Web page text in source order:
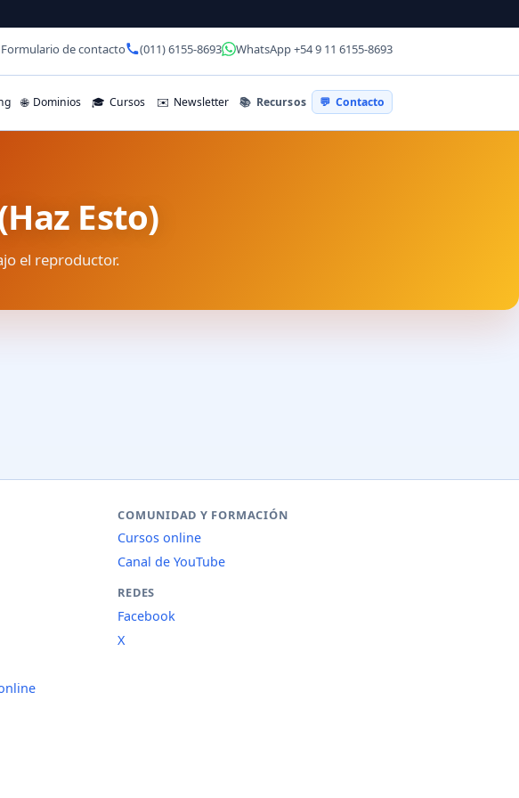
Formulario de contacto (011) 6155-8693 WhatsApp +54 9 11 6155-8693
🌐 Dominios 🎓 Cursos ✉️ Newsletter 📚 Recursos 💬 Contacto
Esto)
el reproductor.
COMUNIDAD Y FORMACIÓN
Cursos online
Canal de YouTube
REDES
Facebook
X